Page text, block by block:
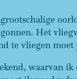
Het
te vliegen
waarvan